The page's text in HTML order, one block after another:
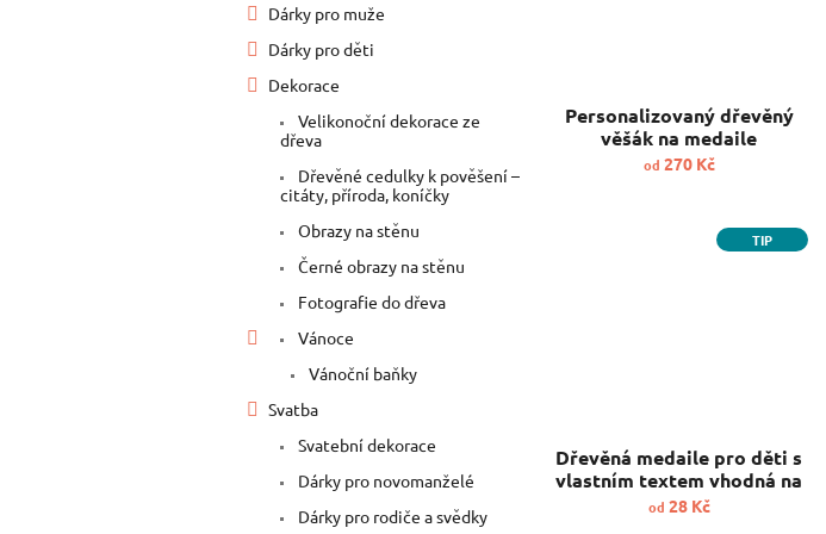
Dárky pro muže
Dárky pro děti
Dekorace
Velikonoční dekorace ze
dřeva
Dřevěné cedulky k pověšení –
citáty, příroda, koníčky
Obrazy na stěnu
Černé obrazy na stěnu
Fotografie do dřeva
Vánoce
Vánoční baňky
Svatba
Svatební dekorace
Dárky pro novomanželé
Dárky pro rodiče a svědky
Personalizovaný dřevěný
věšák na medaile
od 270 Kč
TIP
Dřevěná medaile pro děti s
vlastním textem vhodná na
tábor, škola, sport
od 28 Kč